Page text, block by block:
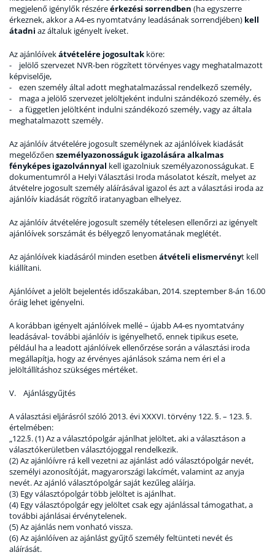
megjelenő igénylők részéreérkezési sorrendben (ha egyszerre
érkeznek, akkor a A4-es nyomtatvány leadásának sorrendjében) kell
átadni az általuk igényelt íveket.
Az ajánlóívekátvételére jogosultak köre:
- jelölő szervezet NVR-ben rögzített törvényes vagy meghatalmazott
képviselője,
- ezen személy által adott meghatalmazással rendelkező személy,
- maga a jelölő szervezet jelöltjeként indulni szándékozó személy, és
- a független jelöltként indulni szándékozó személy, vagy az általa
meghatalmazott személy.
Az ajánlóív átvételére jogosult személynek az ajánlóívek kiadását
megelőzően személyazonosságuk igazolására alkalmas
fényképes igazolvánnyal kell igazolniuk személyazonosságukat. E
dokumentumról a Helyi Választási Iroda másolatot készít, melyet az
átvételre jogosult személy aláírásával igazol és azt a választási iroda az
ajánlóív kiadását rögzítő iratanyagban elhelyez.
Az ajánlóív átvételére jogosult személy tételesen ellenőrzi az igényelt
ajánlóívek sorszámát és bélyegző lenyomatának meglétét.
Az ajánlóívek kiadásáról minden esetben átvételi elismervényt kell
kiállítani.
Ajánlóívet a jelölt bejelentés időszakában, 2014. szeptember 8-án 16.00
óráig lehet igényelni.
A korábban igényelt ajánlóívek mellé – újabb A4-es nyomtatvány
leadásával- további ajánlóív is igényelhető, ennek tipikus esete,
például ha a leadott ajánlóívek ellenőrzése során a választási iroda
megállapítja, hogy az érvényes ajánlások száma nem éri el a
jelöltállításhoz szükséges mértéket.
V. Ajánlásgyűjtés
A választási eljárásról szóló 2013. évi XXXVI. törvény 122. §. – 123. §.
értelmében:
„122.§. (1) Az a választópolgár ajánlhat jelöltet, aki a választáson a
választókerületben választójoggal rendelkezik.
(2) Az ajánlóívre rá kell vezetni az ajánlást adó választópolgár nevét,
személyi azonosítóját, magyarországi lakcímét, valamint az anyja
nevét. Az ajánló választópolgár saját kezűleg aláírja.
(3) Egy választópolgár több jelöltet is ajánlhat.
(4) Egy választópolgár egy jelöltet csak egy ajánlással támogathat, a
további ajánlásai érvénytelenek.
(5) Az ajánlás nem vonható vissza.
(6) Az ajánlóíven az ajánlást gyűjtő személy feltünteti nevét és
aláírását.